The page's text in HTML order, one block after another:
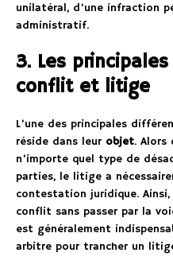
unilatéral, d’une infraction
administratif.
3. Les
conflit et litige
L’une des principales
réside dans leur objet. Alors
n’importe quel type de
parties, le litige a
contestation juridique.
conflit sans passer par la
est généralement
arbitre pour trancher un